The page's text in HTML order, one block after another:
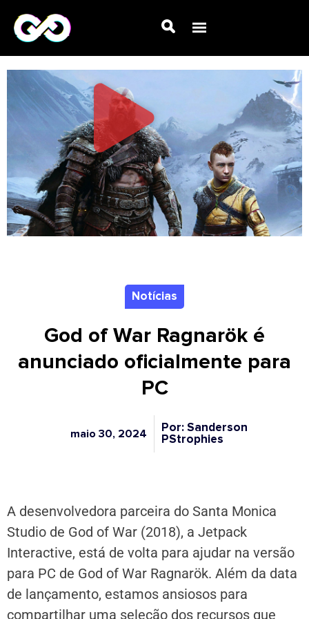
Notícias
God of War Ragnarök é
anunciado oficialmente para
PC
maio 30, 2024
Por: Sanderson
PStrophies
A desenvolvedora parceira do Santa Monica
Studio de God of War (2018), a Jetpack
Interactive, está de volta para ajudar na versão
para PC de God of War Ragnarök. Além da data
de lançamento, estamos ansiosos para
compartilhar uma seleção dos recursos que